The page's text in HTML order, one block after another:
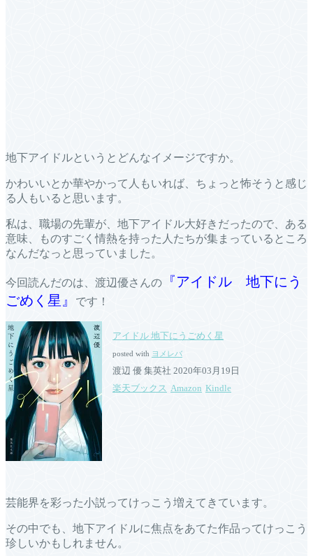
地下アイドルというとどんなイメージですか。
かわいいとか華やかって人もいれば、ちょっと怖そうと感じ
る人もいると思います。
私は、職場の先輩が、地下アイドル大好きだったので、ある
意味、ものすごく情熱を持った人たちが集まっているところ
なんだなっと思っていました。
今回読んだのは、渡辺優さんの
『アイドル 地下にう
ごめく星』
です！
アイドル 地下にうごめく星
posted with ヨメレバ
渡辺 優 集英社 2020年03月19日
楽天ブックス Amazon Kindle
芸能界を彩った小説ってけっこう増えてきています。
その中でも、地下アイドルに焦点をあてた作品ってけっこう
珍しいかもしれません。